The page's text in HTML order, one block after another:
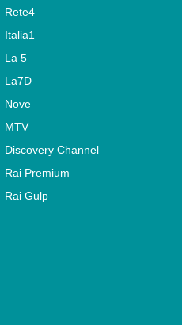
Rete4
Italia1
La 5
La7D
Nove
MTV
Discovery Channel
Rai Premium
Rai Gulp